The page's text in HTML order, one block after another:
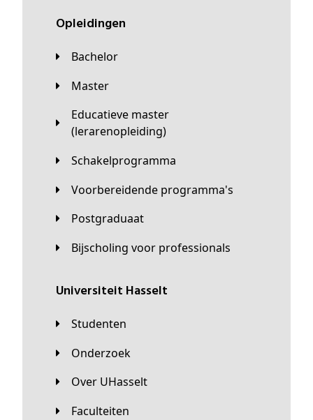
Opleidingen
Bachelor
Master
Educatieve master
(lerarenopleiding)
Schakelprogramma
Voorbereidende programma's
Postgraduaat
Bijscholing voor professionals
universiteit Hasselt
Studenten
Onderzoek
Over UHasselt
Faculteiten